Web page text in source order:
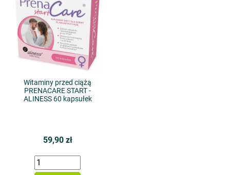
Witaminy przed ciążą
PRENACARE START -
ALINESS 60 kapsułek
59,90 zł